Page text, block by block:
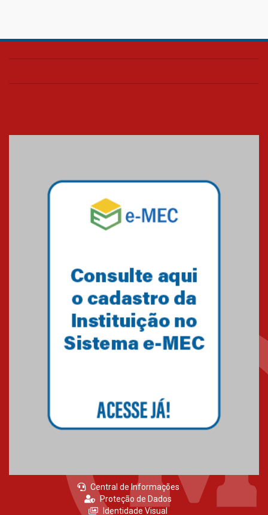
Confira como foi o culto mensal
Mackenzie mobiliza campanha
solidária para apoiar famílias em
Minas Gerais
Primeiro culto do ano ressalta o
27.02.2026
Central de Informações
Proteção de Dados
Identidade Visual